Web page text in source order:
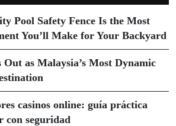
Pool Safety Fence Is the Most
You’ll Make for Your Backyard
as Malaysia’s Most Dynamic
casinos online: guía práctica
con seguridad